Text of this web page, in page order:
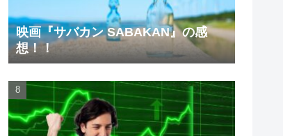
映画『サバカン SABAKAN』の感
想！！